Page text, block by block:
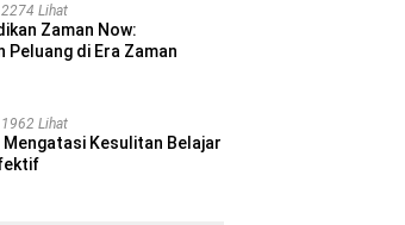
2274 Lihat
Zaman Now:
Peluang di Era Zaman
1962 Lihat
Mengatasi Kesulitan Belajar